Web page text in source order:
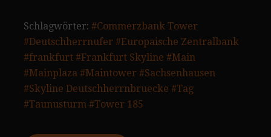
Schlagwörter: #Commerzbank Tower
#Deutschherrnufer #Europaische Zentralbank
#frankfurt #Frankfurt Skyline #Main
#Mainplaza #Maintower #Sachsenhausen
#Skyline Deutschherrnbruecke #Tag
#Taunusturm #Tower 185